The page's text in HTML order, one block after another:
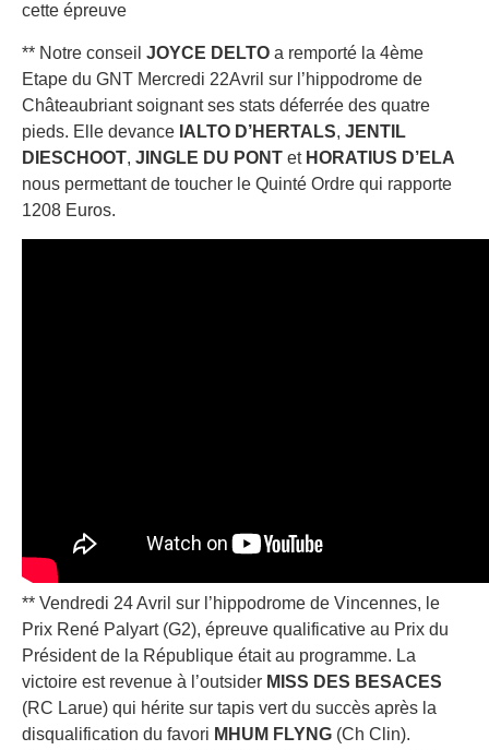
cette épreuve
** Notre conseil JOYCE DELTO a remporté la 4ème
Etape du GNT Mercredi 22Avril sur l’hippodrome de
Châteaubriant soignant ses stats déferrée des quatre
pieds. Elle devance IALTO D’HERTALS, JENTIL
DIESCHOOT, JINGLE DU PONT et HORATIUS D’ELA
nous permettant de toucher le Quinté Ordre qui rapporte
1208 Euros.
** Vendredi 24 Avril sur l’hippodrome de Vincennes, le
Prix René Palyart (G2), épreuve qualificative au Prix du
Président de la République était au programme. La
victoire est revenue à l’outsider MISS DES BESACES
(RC Larue) qui hérite sur tapis vert du succès après la
disqualification du favori MHUM FLYNG (Ch Clin).